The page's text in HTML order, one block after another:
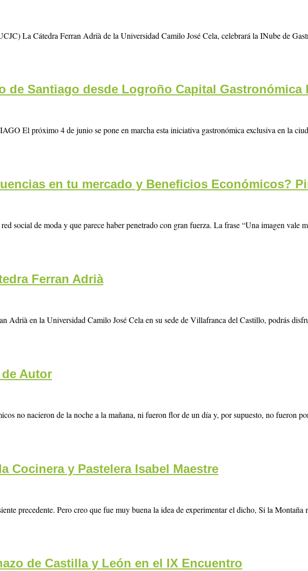
La Cátedra Ferran Adrià de la Universidad Camilo José Cela, celebrará la INube de
de Santiago desde Logroño Capital Gastronómica
El próximo 4 de junio se pone en marcha esta iniciativa gastronómica exclusiva en la
en tu mercado y Beneficios Económicos?
social de moda y que parece haber penetrado con gran fuerza. La frase “Una imagen vale
Ferran Adrià
Adrià en la Universidad Camilo José Cela en su sede de Villafranca del Castillo, podrás
Autor
no nacieron de la noche a la mañana, ni fueron flor de un día y, por supuesto, no fueron
Cocinera y Pastelera Isabel Maestre
precedente. Pero creo que fue muy buena la idea de experimentar el dicho, Si la
de Castilla y León en el IX Encuentro